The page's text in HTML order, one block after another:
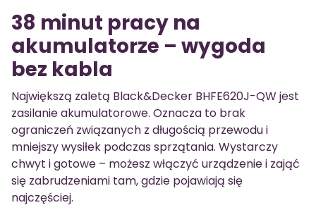
38 minut pracy na
akumulatorze – wygoda
bez kabla
Największą zaletą Black&Decker BHFE620J-QW jest
zasilanie akumulatorowe. Oznacza to brak
ograniczeń związanych z długością przewodu i
mniejszy wysiłek podczas sprzątania. Wystarczy
chwyt i gotowe – możesz włączyć urządzenie i zająć
się zabrudzeniami tam, gdzie pojawiają się
najczęściej.